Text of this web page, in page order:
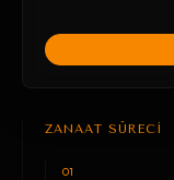
ZANAAT SÜRECİ
01